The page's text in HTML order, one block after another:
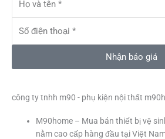
c
e
b
o
s
t
a
g
u
t
u
b
i
t
t
e
và
điện
Nhận báo giá
công ty tnhh m90 - phụ kiện nội thất
M90home – Mua bán thiết bị vệ
nằm cao cấp hàng đầu tại Việt